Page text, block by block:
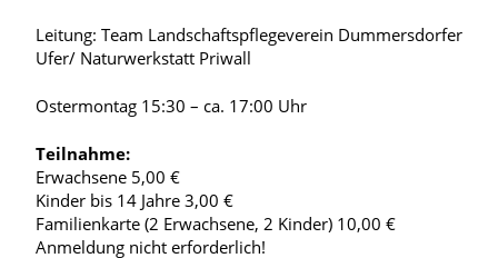
Leitung: Team Landschaftspflegeverein Dummersdorfer
Ufer/ Naturwerkstatt Priwall
Ostermontag 15:30 – ca. 17:00 Uhr
Teilnahme:
Erwachsene 5,00 €
Kinder bis 14 Jahre 3,00 €
Familienkarte (2 Erwachsene, 2 Kinder) 10,00 €
Anmeldung nicht erforderlich!